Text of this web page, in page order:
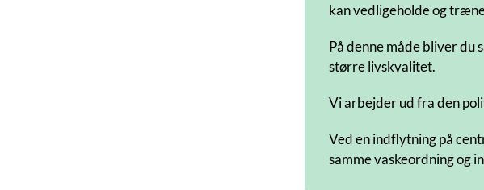
kan vedligeholde og
På denne måde bliver du
større livskvalitet.
Vi arbejder ud fra den
Ved en indflytning på
samme vaskeordning og